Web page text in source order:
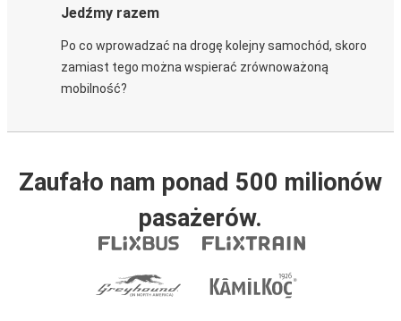
Jedźmy razem
Po co wprowadzać na drogę kolejny samochód, skoro
zamiast tego można wspierać zrównoważoną
mobilność?
Zaufało nam ponad 500 milionów
pasażerów.